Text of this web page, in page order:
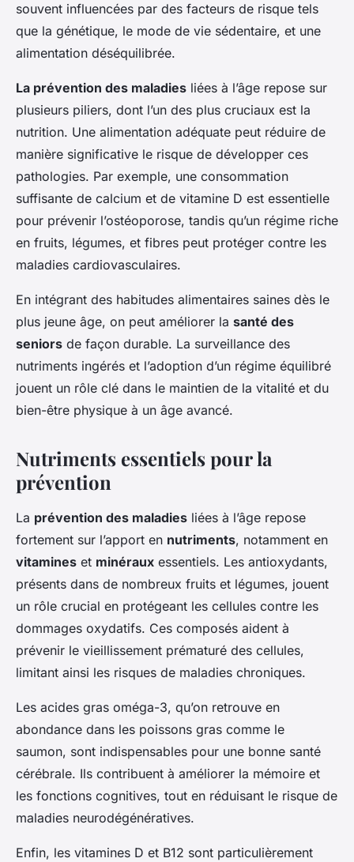
souvent influencées par des facteurs de risque tels
que la génétique, le mode de vie sédentaire, et une
alimentation déséquilibrée.
La prévention des maladies liées à l’âge repose sur
plusieurs piliers, dont l’un des plus cruciaux est la
nutrition. Une alimentation adéquate peut réduire de
manière significative le risque de développer ces
pathologies. Par exemple, une consommation
suffisante de calcium et de vitamine D est essentielle
pour prévenir l’ostéoporose, tandis qu’un régime riche
en fruits, légumes, et fibres peut protéger contre les
maladies cardiovasculaires.
En intégrant des habitudes alimentaires saines dès le
plus jeune âge, on peut améliorer la santé des
seniors de façon durable. La surveillance des
nutriments ingérés et l’adoption d’un régime équilibré
jouent un rôle clé dans le maintien de la vitalité et du
bien-être physique à un âge avancé.
Nutriments essentiels pour la
prévention
La prévention des maladies liées à l’âge repose
fortement sur l’apport en nutriments, notamment en
vitamines et minéraux essentiels. Les antioxydants,
présents dans de nombreux fruits et légumes, jouent
un rôle crucial en protégeant les cellules contre les
dommages oxydatifs. Ces composés aident à
prévenir le vieillissement prématuré des cellules,
limitant ainsi les risques de maladies chroniques.
Les acides gras oméga-3, qu’on retrouve en
abondance dans les poissons gras comme le
saumon, sont indispensables pour une bonne santé
cérébrale. Ils contribuent à améliorer la mémoire et
les fonctions cognitives, tout en réduisant le risque de
maladies neurodégénératives.
Enfin, les vitamines D et B12 sont particulièrement